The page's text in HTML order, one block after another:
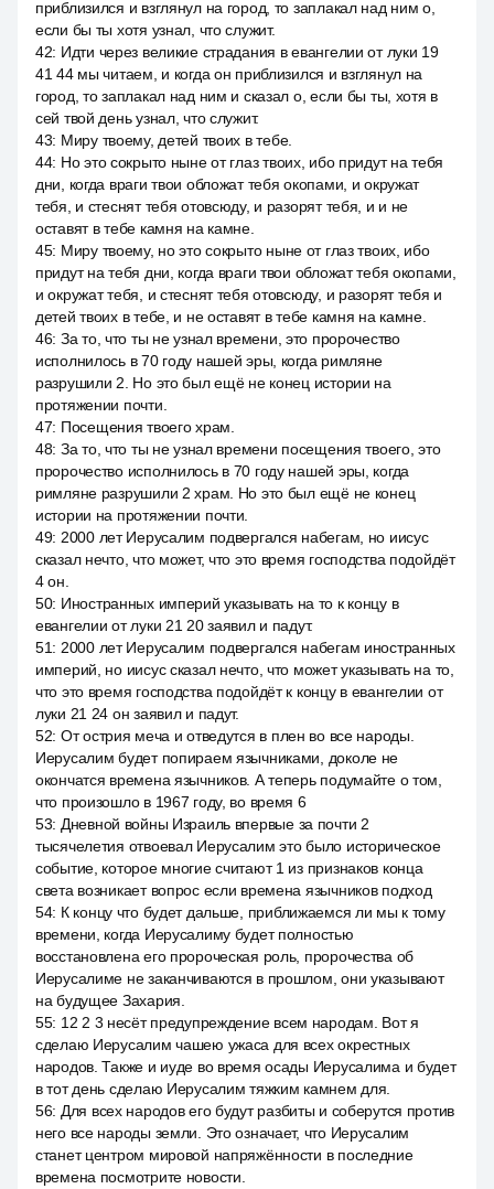
приблизился и взглянул на город, то заплакал над ним о,
если бы ты хотя узнал, что служит.
42: Идти через великие страдания в евангелии от луки 19
41 44 мы читаем, и когда он приблизился и взглянул на
город, то заплакал над ним и сказал о, если бы ты, хотя в
сей твой день узнал, что служит.
43: Миру твоему, детей твоих в тебе.
44: Но это сокрыто ныне от глаз твоих, ибо придут на тебя
дни, когда враги твои обложат тебя окопами, и окружат
тебя, и стеснят тебя отовсюду, и разорят тебя, и и не
оставят в тебе камня на камне.
45: Миру твоему, но это сокрыто ныне от глаз твоих, ибо
придут на тебя дни, когда враги твои обложат тебя окопами,
и окружат тебя, и стеснят тебя отовсюду, и разорят тебя и
детей твоих в тебе, и не оставят в тебе камня на камне.
46: За то, что ты не узнал времени, это пророчество
исполнилось в 70 году нашей эры, когда римляне
разрушили 2. Но это был ещё не конец истории на
протяжении почти.
47: Посещения твоего храм.
48: За то, что ты не узнал времени посещения твоего, это
пророчество исполнилось в 70 году нашей эры, когда
римляне разрушили 2 храм. Но это был ещё не конец
истории на протяжении почти.
49: 2000 лет Иерусалим подвергался набегам, но иисус
сказал нечто, что может, что это время господства подойдёт
4 он.
50: Иностранных империй указывать на то к концу в
евангелии от луки 21 20 заявил и падут.
51: 2000 лет Иерусалим подвергался набегам иностранных
империй, но иисус сказал нечто, что может указывать на то,
что это время господства подойдёт к концу в евангелии от
луки 21 24 он заявил и падут.
52: От острия меча и отведутся в плен во все народы.
Иерусалим будет попираем язычниками, доколе не
окончатся времена язычников. А теперь подумайте о том,
что произошло в 1967 году, во время 6
53: Дневной войны Израиль впервые за почти 2
тысячелетия отвоевал Иерусалим это было историческое
событие, которое многие считают 1 из признаков конца
света возникает вопрос если времена язычников подход
54: К концу что будет дальше, приближаемся ли мы к тому
времени, когда Иерусалиму будет полностью
восстановлена его пророческая роль, пророчества об
Иерусалиме не заканчиваются в прошлом, они указывают
на будущее Захария.
55: 12 2 3 несёт предупреждение всем народам. Вот я
сделаю Иерусалим чашею ужаса для всех окрестных
народов. Также и иуде во время осады Иерусалима и будет
в тот день сделаю Иерусалим тяжким камнем для.
56: Для всех народов его будут разбиты и соберутся против
него все народы земли. Это означает, что Иерусалим
станет центром мировой напряжённости в последние
времена посмотрите новости.